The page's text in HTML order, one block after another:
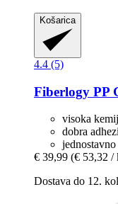
Košarica
4.4 (5)
Fiberlogy PP
visoka
dobra
€ 39,99 (€ 53,32 /
Dostava do 12.